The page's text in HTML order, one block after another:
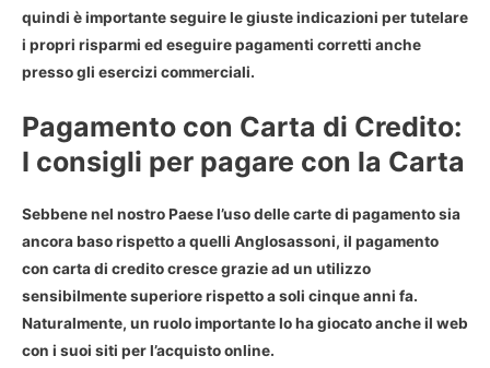
quindi è importante seguire le giuste indicazioni per tutelare
i propri risparmi ed eseguire pagamenti corretti anche
presso gli esercizi commerciali.
Pagamento con Carta di Credito:
I consigli per pagare con la Carta
Sebbene nel nostro Paese l’uso delle carte di pagamento sia
ancora baso rispetto a quelli Anglosassoni, il pagamento
con carta di credito cresce grazie ad un utilizzo
sensibilmente superiore rispetto a soli cinque anni fa.
Naturalmente, un ruolo importante lo ha giocato anche il web
con i suoi siti per l’acquisto online.